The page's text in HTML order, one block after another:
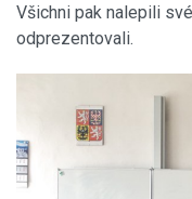
Všichni pak nalepili
odprezentovali.